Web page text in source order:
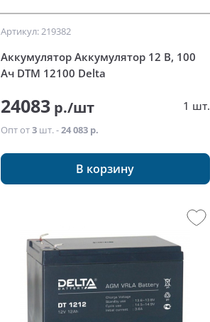
Артикул: 219382
Аккумулятор Аккумулятор 12 В, 100
Ач DTM 12100 Delta
24083 р./шт 1 шт.
Опт от3 шт. -24 083 р.
В корзину